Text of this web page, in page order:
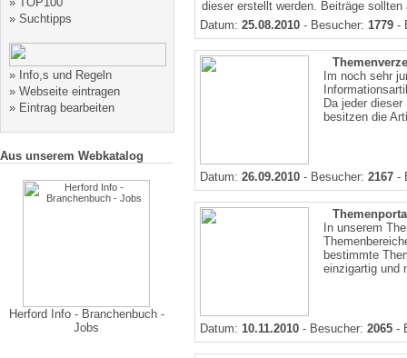
» Suchtipps
» Info,s und Regeln
» Webseite eintragen
» Eintrag bearbeiten
Aus unserem Webkatalog
Herford Info - Branchenbuch -
Jobs
dieser erstellt werden. Beiträge sollten
Datum: 25.08.2010 - Besucher: 1779 -
Im noch sehr
Da jeder
besitzen die
Datum: 26.09.2010 - Besucher: 2167 -
In unserem
bestimmte
einzigartig und
Datum: 10.11.2010 - Besucher: 2065 -